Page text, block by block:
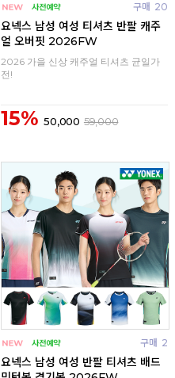
구매 20
요넥스 남성 여성 티셔츠 반팔 캐주
얼 오버핏 2026FW
2026 가을 신상 캐주얼 티셔츠 균일가
전!
15% 50,000 59,000
구매 2
요넥스 남성 여성 반팔 티셔츠 배드